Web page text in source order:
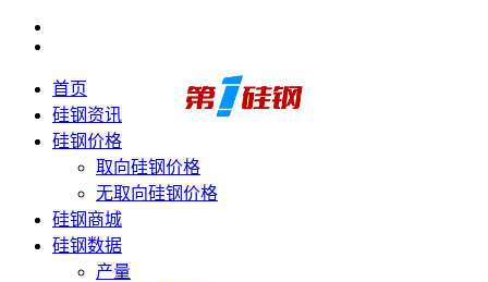
首页
硅钢资讯
硅钢价格
取向硅钢价格
无取向硅钢价格
硅钢商城
硅钢数据
产量